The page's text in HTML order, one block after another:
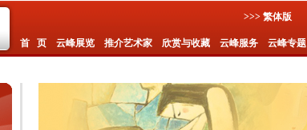
>>> 繁体版
首 页 云峰展览 推介艺术家 欣赏与收藏 云峰服务 云峰专题